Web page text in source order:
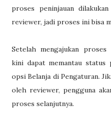
proses peninjauan
reviewer, jadi proses ini bisa
Setelah mengajukan proses
kini dapat memantau status
opsi Belanja di Pengaturan.
oleh reviewer, pengguna
proses selanjutnya.